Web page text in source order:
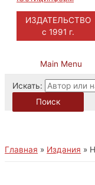
ИЗДАТЕЛЬСТВО
с 1991 г.
Main Menu
Искать:
Поиск
Главная Издания